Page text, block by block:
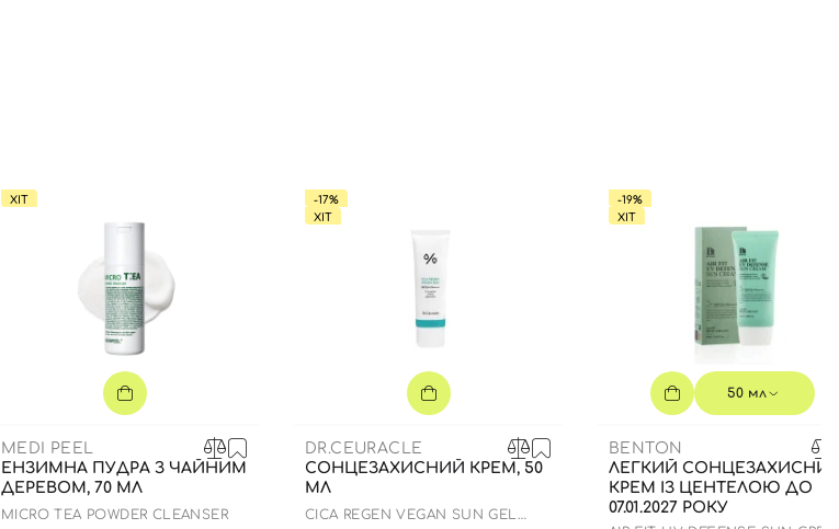
ХІТ
MEDI PEEL
ЕНЗИМНА ПУДРА З ЧАЙНИМ
ДЕРЕВОМ, 70 МЛ
MICRO TEA POWDER CLEANSER
-17%
ХІТ
DR.CEURACLE
СОНЦЕЗАХИСНИЙ КРЕМ, 50
МЛ
СICA REGEN VEGAN SUN GEL
-19%
ХІТ
50 мл
BENTON
ЛЕГКИЙ
КРЕМ ІЗ ЦЕНТЕЛОЮ ДО
07.01.2027 РОКУ